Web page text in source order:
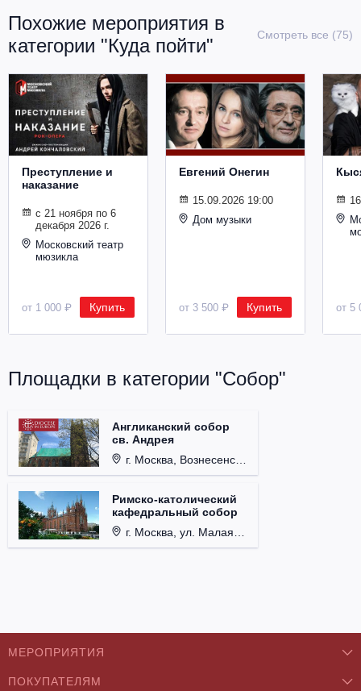
Похожие мероприятия в
категории "Куда пойти"
Смотреть все (75)
Преступление и
наказание
с 21 ноября по 6
декабря 2026 г.
Московский театр
мюзикла
от 1 000 ₽ Купить
Евгений Онегин
15.09.2026 19:00
Дом музыки
от 3 500 ₽ Купить от 5
Площадки в категории "Собор"
Англиканский собор
св. Андрея
г. Москва, Вознесенский пер., д. 8/5, стр. 3.
Римско-католический
кафедральный собор
г. Москва, ул. Малая Грузинская, д. 27/13, стр. 1.
МЕРОПРИЯТИЯ
ПОКУПАТЕЛЯМ